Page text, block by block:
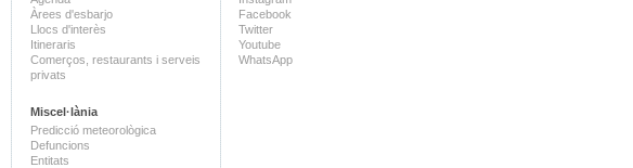
Àrees d'esbarjo
Llocs d'interès
Itineraris
Comerços, restaurants i serveis
privats
Miscel·lània
Predicció meteorològica
Defuncions
Entitats
Facebook
Twitter
Youtube
WhatsApp